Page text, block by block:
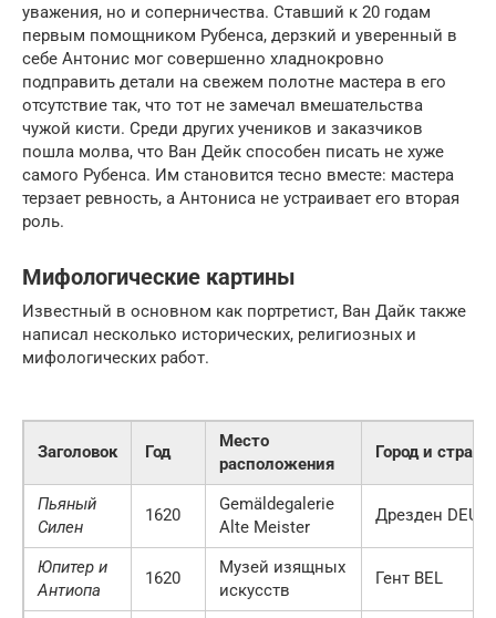
уважения, но и соперничества. Ставший к 20 годам
первым помощником Рубенса, дерзкий и уверенный в
себе Антонис мог совершенно хладнокровно
подправить детали на свежем полотне мастера в его
отсутствие так, что тот не замечал вмешательства
чужой кисти. Среди других учеников и заказчиков
пошла молва, что Ван Дейк способен писать не хуже
самого Рубенса. Им становится тесно вместе: мастера
терзает ревность, а Антониса не устраивает его вторая
роль.
Мифологические картины
Известный в основном как портретист, Ван Дайк также
написал несколько исторических, религиозных и
мифологических работ.
Заголовок Год
Место
расположения
Город и страна
Пьяный
Силен
1620
Gemäldegalerie
Alte Meister
Дрезден DEU
Юпитер и
Антиопа
1620
Музей изящных
искусств
Гент BEL